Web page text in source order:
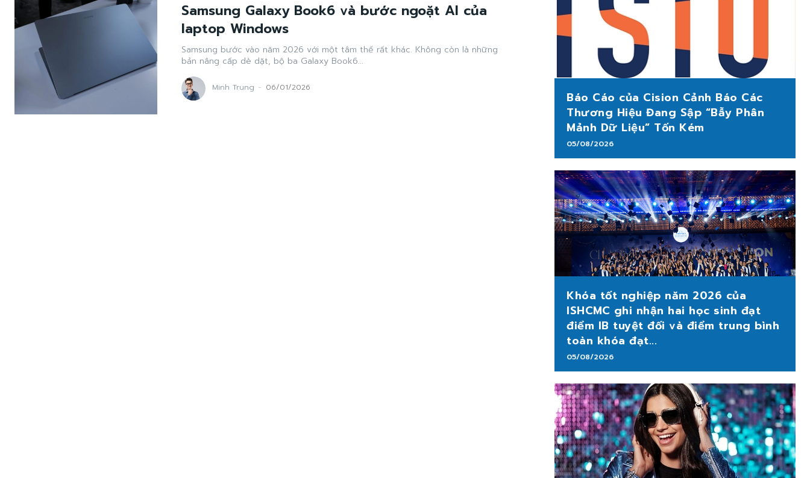
Samsung Galaxy Book6 và bước ngoặt AI của
laptop Windows
Samsung bước vào năm 2026 với một tâm thế rất khác. Không còn là những
bản nâng cấp dè dặt, bộ ba Galaxy Book6...
Minh Trung - 06/01/2026
Báo Cáo của Cision Cảnh Báo Các
Thương Hiệu Đang Sập “Bẫy Phân
Mảnh Dữ Liệu” Tốn Kém
05/08/2026
Khóa tốt nghiệp năm 2026 của
ISHCMC ghi nhận hai học sinh đạt
điểm IB tuyệt đối và điểm trung bình
toàn khóa đạt...
05/08/2026